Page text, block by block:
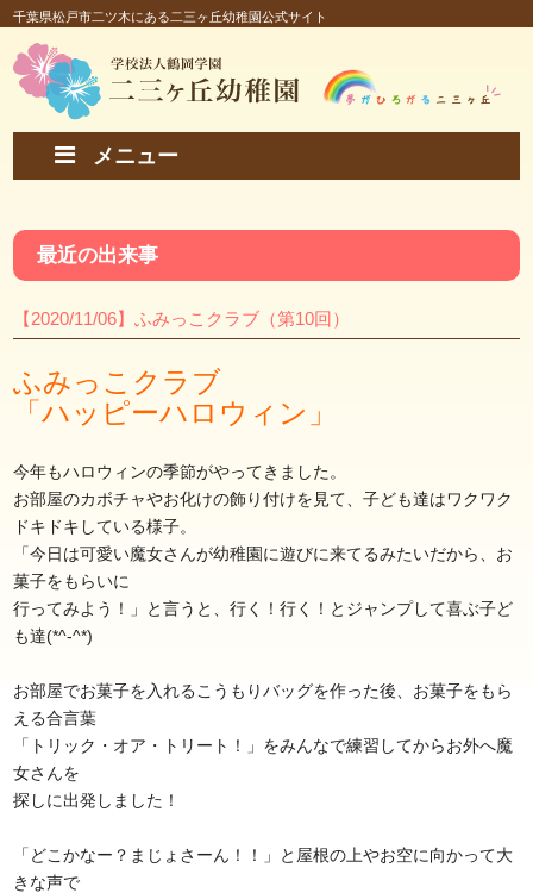
千葉県松戸市二ツ木にある二三ヶ丘幼稚園公式サイト
メニュー
最近の出来事
【2020/11/06】ふみっこクラブ（第10回）
ふみっこクラブ
「ハッピーハロウィン」
今年もハロウィンの季節がやってきました。
お部屋のカボチャやお化けの飾り付けを見て、子ども達はワクワク
ドキドキしている様子。
「今日は可愛い魔女さんが幼稚園に遊びに来てるみたいだから、お
菓子をもらいに
行ってみよう！」と言うと、行く！行く！とジャンプして喜ぶ子ど
も達(*^-^*)
お部屋でお菓子を入れるこうもりバッグを作った後、お菓子をもら
える合言葉
「トリック・オア・トリート！」をみんなで練習してからお外へ魔
女さんを
探しに出発しました！
「どこかなー？まじょさーん！！」と屋根の上やお空に向かって大
きな声で